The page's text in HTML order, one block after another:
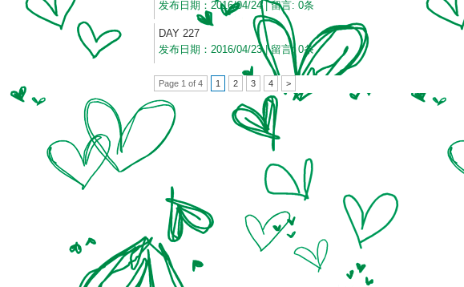
发布日期：2016/04/24 | 留言: 0条
DAY 227
发布日期：2016/04/23 | 留言: 0条
Page 1 of 4 1 2 3 4 >